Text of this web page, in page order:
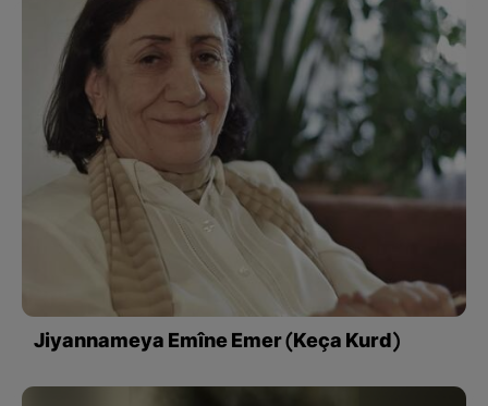
Jiyannameya Emîne Emer (Keça Kurd)